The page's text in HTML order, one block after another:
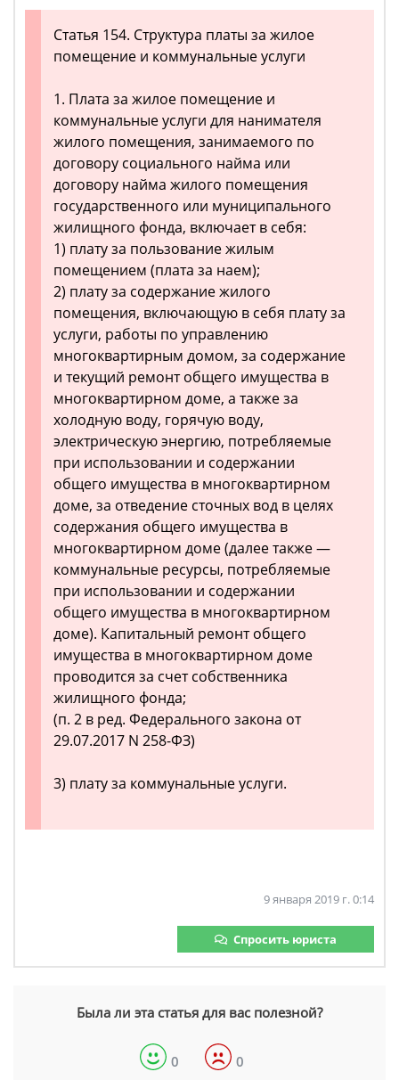
Статья 154. Структура платы за жилое
помещение и коммунальные услуги
1. Плата за жилое помещение и
коммунальные услуги для нанимателя
жилого помещения, занимаемого по
договору социального найма или
договору найма жилого помещения
государственного или муниципального
жилищного фонда, включает в себя:
1) плату за пользование жилым
помещением (плата за наем);
2) плату за содержание жилого
помещения, включающую в себя плату за
услуги, работы по управлению
многоквартирным домом, за содержание
и текущий ремонт общего имущества в
многоквартирном доме, а также за
холодную воду, горячую воду,
электрическую энергию, потребляемые
при использовании и содержании
общего имущества в многоквартирном
доме, за отведение сточных вод в целях
содержания общего имущества в
многоквартирном доме (далее также —
коммунальные ресурсы, потребляемые
при использовании и содержании
общего имущества в многоквартирном
доме). Капитальный ремонт общего
имущества в многоквартирном доме
проводится за счет собственника
жилищного фонда;
(п. 2 в ред. Федерального закона от
29.07.2017 N 258-ФЗ)
3) плату за коммунальные услуги.
9 января 2019 г. 0:14
Спросить юриста
Была ли эта статья для вас полезной?
0 0